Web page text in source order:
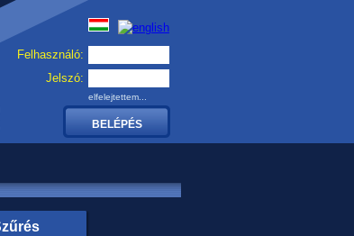
Felhasználó:
Jelszó:
elfelejtettem...